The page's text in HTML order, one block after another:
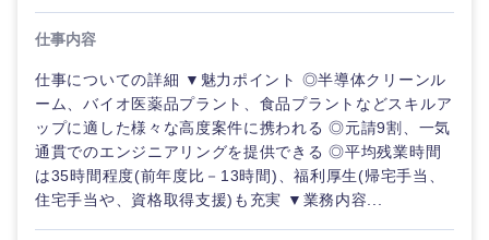
仕事内容
仕事についての詳細 ▼魅力ポイント ◎半導体クリーンル
ーム、バイオ医薬品プラント、食品プラントなどスキルア
ップに適した様々な高度案件に携われる ◎元請9割、一気
通貫でのエンジニアリングを提供できる ◎平均残業時間
は35時間程度(前年度比－13時間)、福利厚生(帰宅手当、
住宅手当や、資格取得支援)も充実 ▼業務内容...